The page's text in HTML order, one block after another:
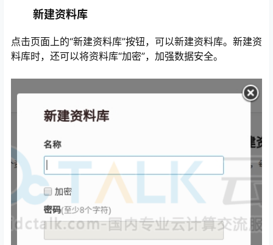
新建资料库
点击页面上的“新建资料库”按钮，可以新建资料库。新建资
料库时，还可以将资料库“加密”，加强数据安全。